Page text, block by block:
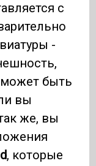
с
-
может быть
вы
же, вы
, которые